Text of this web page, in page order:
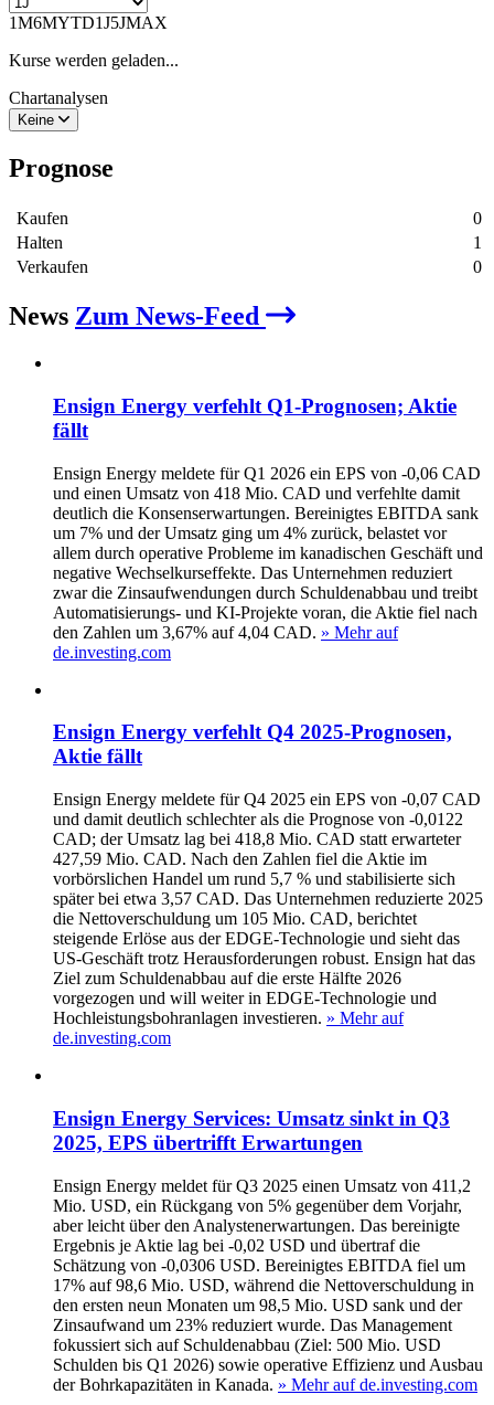
1M6MYTD1J5JMAX
Kurse werden geladen...
Chartanalysen
Keine
Prognose
Kaufen
0
Halten
1
Verkaufen
0
News Zum News-Feed
Ensign Energy verfehlt Q1‑Prognosen; Aktie
fällt
Ensign Energy meldete für Q1 2026 ein EPS von -0,06 CAD
und einen Umsatz von 418 Mio. CAD und verfehlte damit
deutlich die Konsenserwartungen. Bereinigtes EBITDA sank
um 7% und der Umsatz ging um 4% zurück, belastet vor
allem durch operative Probleme im kanadischen Geschäft und
negative Wechselkurseffekte. Das Unternehmen reduziert
zwar die Zinsaufwendungen durch Schuldenabbau und treibt
Automatisierungs- und KI‑Projekte voran, die Aktie fiel nach
den Zahlen um 3,67% auf 4,04 CAD. » Mehr auf
de.investing.com
Ensign Energy verfehlt Q4 2025-Prognosen,
Aktie fällt
Ensign Energy meldete für Q4 2025 ein EPS von -0,07 CAD
und damit deutlich schlechter als die Prognose von -0,0122
CAD; der Umsatz lag bei 418,8 Mio. CAD statt erwarteter
427,59 Mio. CAD. Nach den Zahlen fiel die Aktie im
vorbörslichen Handel um rund 5,7 % und stabilisierte sich
später bei etwa 3,57 CAD. Das Unternehmen reduzierte 2025
die Nettoverschuldung um 105 Mio. CAD, berichtet
steigende Erlöse aus der EDGE-Technologie und sieht das
US-Geschäft trotz Herausforderungen robust. Ensign hat das
Ziel zum Schuldenabbau auf die erste Hälfte 2026
vorgezogen und will weiter in EDGE-Technologie und
Hochleistungsbohranlagen investieren. » Mehr auf
de.investing.com
Ensign Energy Services: Umsatz sinkt in Q3
2025, EPS übertrifft Erwartungen
Ensign Energy meldet für Q3 2025 einen Umsatz von 411,2
Mio. USD, ein Rückgang von 5% gegenüber dem Vorjahr,
aber leicht über den Analystenerwartungen. Das bereinigte
Ergebnis je Aktie lag bei -0,02 USD und übertraf die
Schätzung von -0,0306 USD. Bereinigtes EBITDA fiel um
17% auf 98,6 Mio. USD, während die Nettoverschuldung in
den ersten neun Monaten um 98,5 Mio. USD sank und der
Zinsaufwand um 23% reduziert wurde. Das Management
fokussiert sich auf Schuldenabbau (Ziel: 500 Mio. USD
Schulden bis Q1 2026) sowie operative Effizienz und Ausbau
der Bohrkapazitäten in Kanada. » Mehr auf de.investing.com